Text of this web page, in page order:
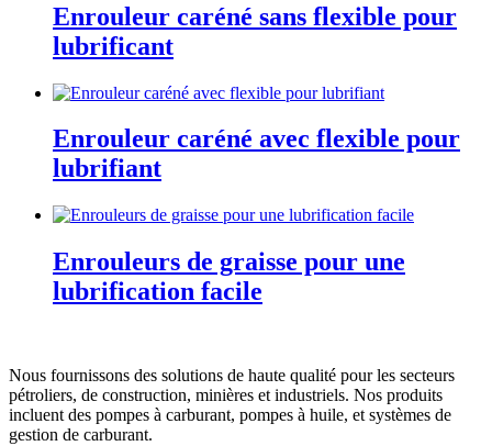
Enrouleur caréné sans flexible pour
lubrificant
Enrouleur caréné avec flexible pour
lubrifiant
Enrouleurs de graisse pour une
lubrification facile
Nous fournissons des solutions de haute qualité pour les secteurs
pétroliers, de construction, minières et industriels. Nos produits
incluent des pompes à carburant, pompes à huile, et systèmes de
gestion de carburant.